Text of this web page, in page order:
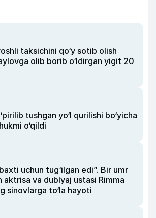
taksichini qo‘y sotib olish
olib borib o‘ldirgan yigit 20
tushgan yo‘l qurilishi bo‘yicha
o‘qildi
uchun tug‘ilgan edi”. Bir umr
aktrisa va dublyaj ustasi Rimma
sinovlarga to‘la hayoti